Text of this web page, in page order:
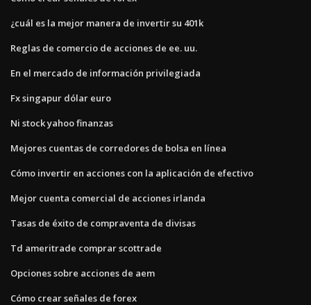
¿cuál es la mejor manera de invertir su 401k
Reglas de comercio de acciones de ee. uu.
En el mercado de información privilegiada
Fx singapur dólar euro
Ni stock yahoo finanzas
Mejores cuentas de corredores de bolsa en línea
Cómo invertir en acciones con la aplicación de efectivo
Mejor cuenta comercial de acciones irlanda
Tasas de éxito de compraventa de divisas
Td ameritrade comprar scottrade
Opciones sobre acciones de aem
Cómo crear señales de forex